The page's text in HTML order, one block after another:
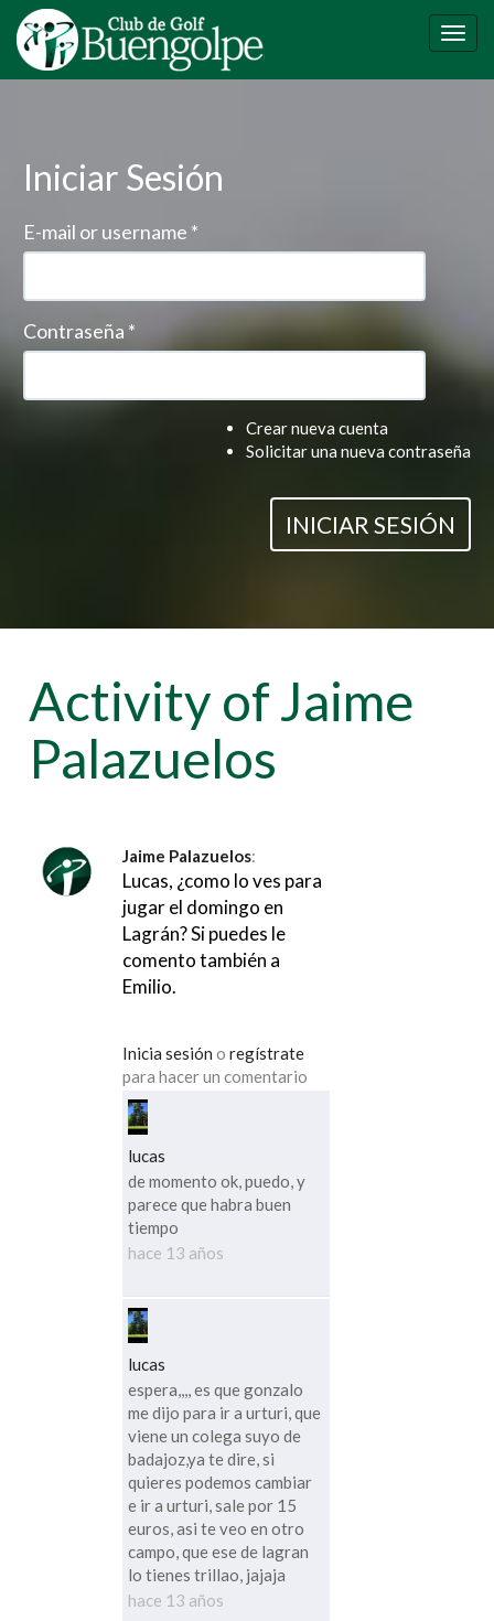
Pasar
contenido
principal
Iniciar Sesión
E-mail or username *
Contraseña *
Crear nueva cuenta
Solicitar una nueva contraseña
INICIAR SESIÓN
Activity of Jaime
Palazuelos
Jaime Palazuelos:
Lucas, ¿como lo ves para
jugar el domingo en
Lagrán? Si puedes le
comento también a
Emilio.
Inicia sesión oregístrate
para hacer un comentario
lucas
de momento ok, puedo, y
parece que habra buen
tiempo
hace 13 años
lucas
espera,,,, es que gonzalo
me dijo para ir a urturi, que
viene un colega suyo de
badajoz,ya te dire, si
quieres podemos cambiar
e ir a urturi, sale por 15
euros, asi te veo en otro
campo, que ese de lagran
lo tienes trillao, jajaja
hace 13 años